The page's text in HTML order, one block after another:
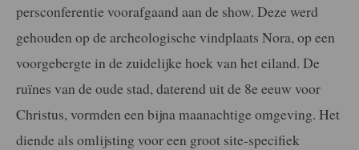
persconferentie voorafgaand aan de show. Deze werd
gehouden op de archeologische vindplaats Nora, op een
voorgebergte in de zuidelijke hoek van het eiland. De
ruïnes van de oude stad, daterend uit de 8e eeuw voor
Christus, vormden een bijna maanachtige omgeving. Het
diende als omlijsting voor een groot site-specifiek